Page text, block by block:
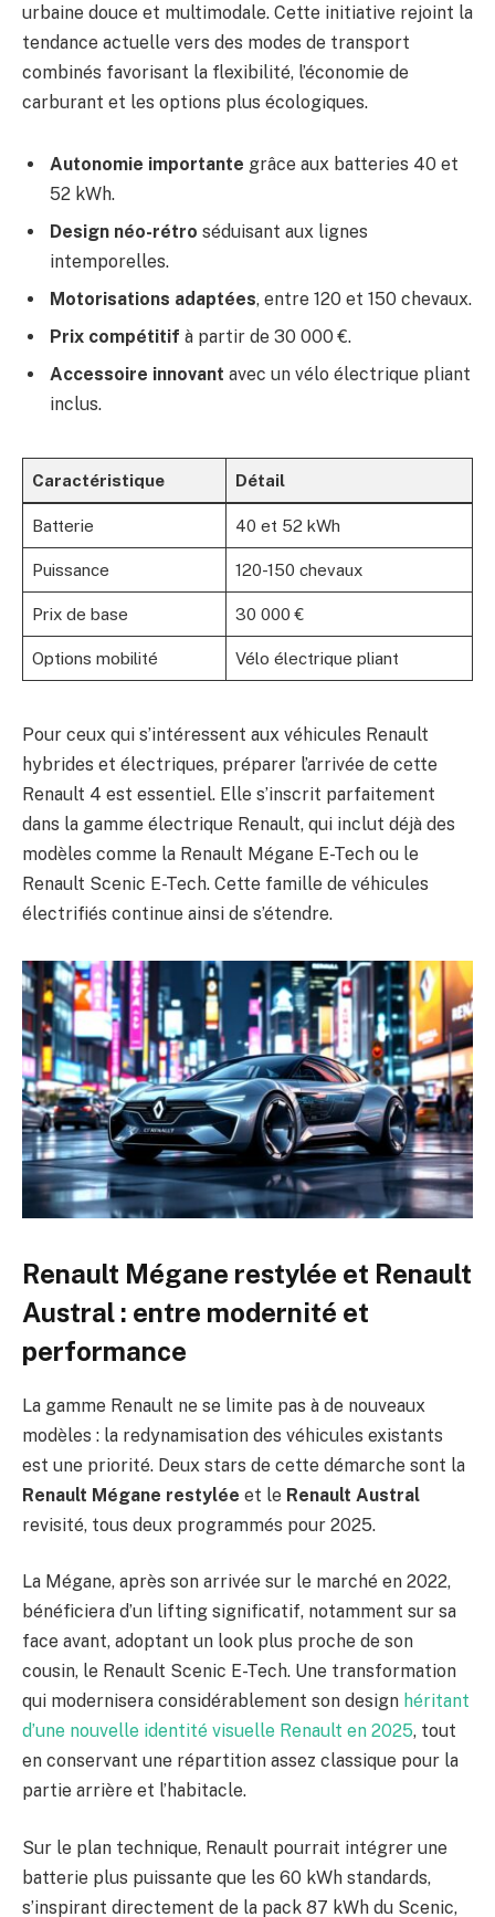
urbaine douce et multimodale. Cette initiative rejoint la
tendance actuelle vers des modes de transport
combinés favorisant la flexibilité, l’économie de
carburant et les options plus écologiques.
Autonomie importante grâce aux batteries 40 et
52 kWh.
Design néo-rétro séduisant aux lignes
intemporelles.
Motorisations adaptées, entre 120 et 150 chevaux.
Prix compétitif à partir de 30 000 €.
Accessoire innovant avec un vélo électrique pliant
inclus.
Caractéristique Détail
Batterie 40 et 52 kWh
Puissance 120-150 chevaux
Prix de base 30 000 €
Options mobilité Vélo électrique pliant
Pour ceux qui s’intéressent aux véhicules Renault
hybrides et électriques, préparer l’arrivée de cette
Renault 4 est essentiel. Elle s’inscrit parfaitement
dans la gamme électrique Renault, qui inclut déjà des
modèles comme la Renault Mégane E-Tech ou le
Renault Scenic E-Tech. Cette famille de véhicules
électrifiés continue ainsi de s’étendre.
Renault Mégane restylée et Renault
Austral : entre modernité et
performance
La gamme Renault ne se limite pas à de nouveaux
modèles : la redynamisation des véhicules existants
est une priorité. Deux stars de cette démarche sont la
Renault Mégane restylée et le Renault Austral
revisité, tous deux programmés pour 2025.
La Mégane, après son arrivée sur le marché en 2022,
bénéficiera d’un lifting significatif, notamment sur sa
face avant, adoptant un look plus proche de son
cousin, le Renault Scenic E-Tech. Une transformation
qui modernisera considérablement son design héritant
d’une nouvelle identité visuelle Renault en 2025, tout
en conservant une répartition assez classique pour la
partie arrière et l’habitacle.
Sur le plan technique, Renault pourrait intégrer une
batterie plus puissante que les 60 kWh standards,
s’inspirant directement de la pack 87 kWh du Scenic,